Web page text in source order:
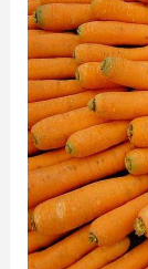
LAS
ZANAHORIAS
MEJORAN
LA
VISION?